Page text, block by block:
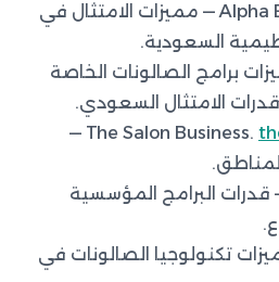
— مميزات الامتثال في
السعودية.
برامج الصالونات الخاصة
الامتثال السعودي.
—
قدرات البرامج المؤسسية
تكنولوجيا الصالونات في